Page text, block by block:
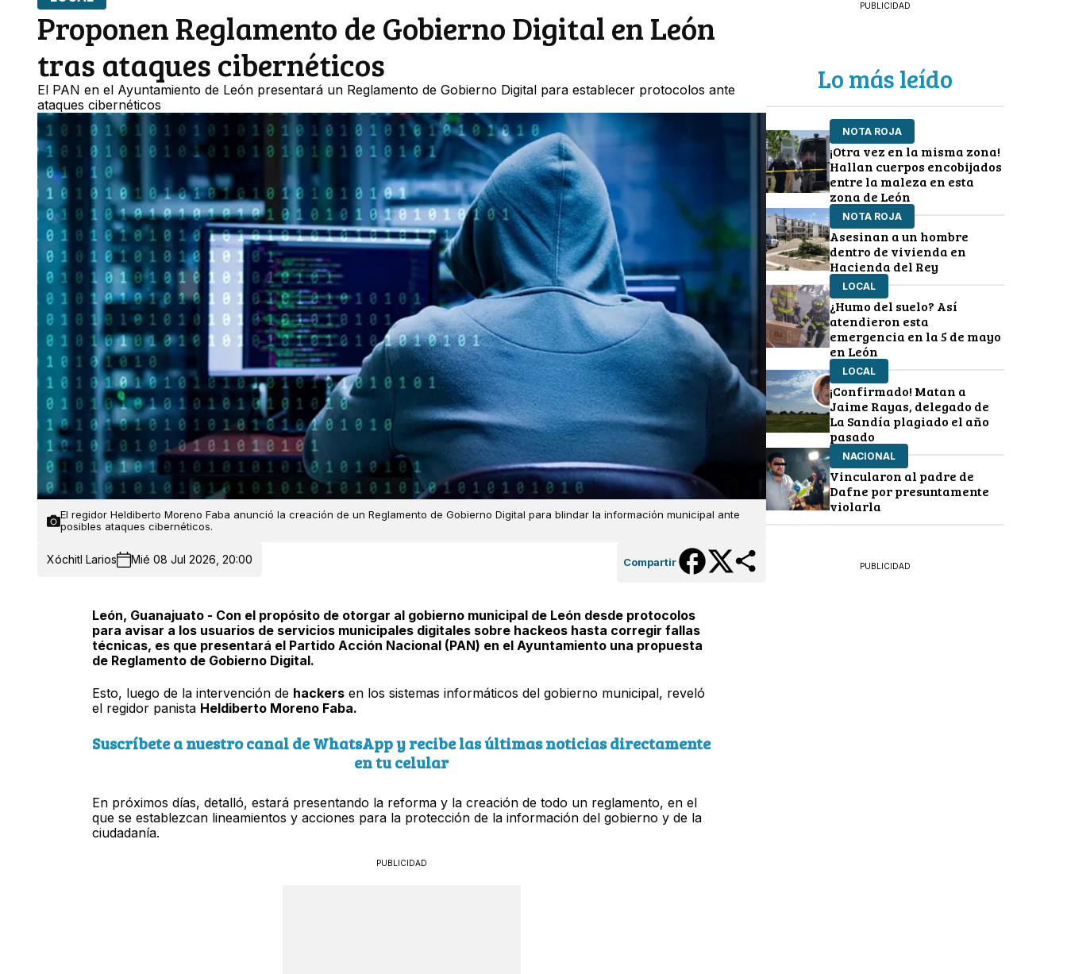
Proponen Reglamento de Gobierno Digital en León
tras ataques cibernéticos
El PAN en el Ayuntamiento de León presentará un Reglamento de Gobierno Digital para establecer protocolos ante
ataques cibernéticos
El regidor Heldiberto Moreno Faba anunció la creación de un Reglamento de Gobierno Digital para blindar la información municipal ante
posibles ataques cibernéticos.
Xóchitl Larios Mié 08 Jul 2026, 20:00 Compartir
León, Guanajuato - Con el propósito de otorgar al gobierno municipal de León desde protocolos
para avisar a los usuarios de servicios municipales digitales sobre hackeos hasta corregir fallas
técnicas, es que presentará el Partido Acción Nacional (PAN) en el Ayuntamiento una propuesta
de Reglamento de Gobierno Digital.
Esto, luego de la intervención de hackersen los sistemas informáticos del gobierno municipal, reveló
el regidor panista Heldiberto Moreno Faba.
Suscríbete a nuestro canal de WhatsApp y recibe las últimas noticias directamente
en tu celular
En próximos días, detalló, estará presentando la reforma y la creación de todo un reglamento, en el
que se establezcan lineamientos y acciones para la protección de la información del gobierno y de la
ciudadanía.
PUBLICIDAD
PUBLICIDAD
Lo más leído
NOTA ROJA
¡Otra vez en la misma zona!
Hallan cuerpos encobijados
entre la maleza en esta
zona de León
NOTA ROJA
Asesinan a un hombre
dentro de vivienda en
Hacienda del Rey
LOCAL
¿Humo del suelo? Así
atendieron esta
emergencia en la 5 de mayo
en León
LOCAL
¡Confirmado! Matan a
Jaime Rayas, delegado de
La Sandía plagiado el año
pasado
NACIONAL
Vincularon al padre de
Dafne por presuntamente
violarla
PUBLICIDAD